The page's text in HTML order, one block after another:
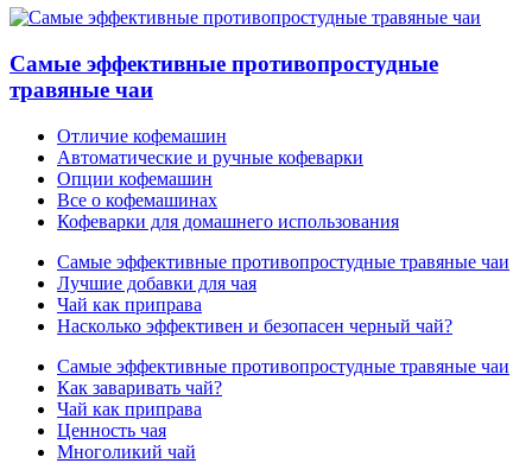
Самые эффективные противопростудные
травяные чаи
Отличие кофемашин
Автоматические и ручные кофеварки
Опции кофемашин
Все о кофемашинах
Кофеварки для домашнего использования
Самые эффективные противопростудные травяные чаи
Лучшие добавки для чая
Чай как приправа
Насколько эффективен и безопасен черный чай?
Самые эффективные противопростудные травяные чаи
Как заваривать чай?
Чай как приправа
Ценность чая
Многоликий чай